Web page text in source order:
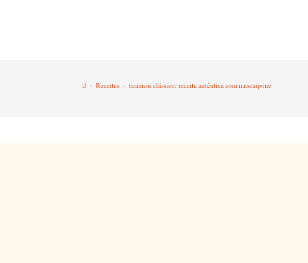
> Receitas > tiramisu clássico: receita autêntica com mascarpone